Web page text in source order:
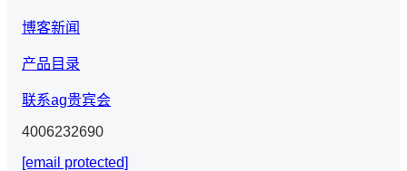
博客新闻
产品目录
联系ag贵宾会
4006232690
[email protected]